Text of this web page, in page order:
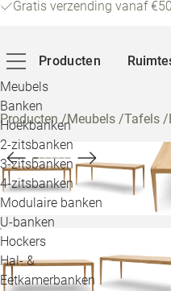
Gratis verzending vanaf €50
Producten
Meubels
Banken
Hoekbanken
2-zitsbanken
3-zitsbanken
4-zitsbanken
Modulaire banken
U-banken
Hockers
Hal- &
Eetkamerbanken
Producten/Meubels /Tafels /